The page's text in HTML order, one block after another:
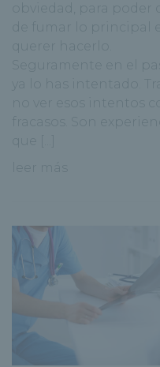
obviedad, para poder
de fumar lo principal
querer hacerlo.
Seguramente en el
ya lo has intentado.
no ver esos intentos
fracasos. Son
que [...]
leer más